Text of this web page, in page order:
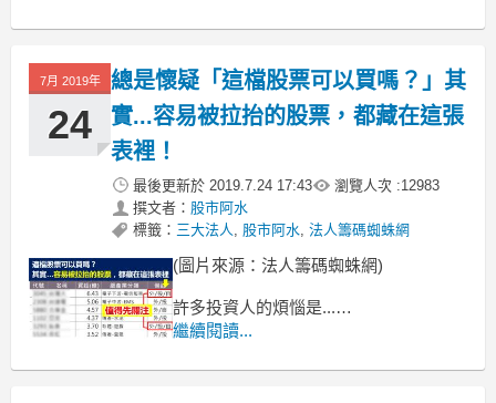
朋友拿起手機感嘆了一句：
7月 2019年
24
總是懷疑「這檔股票可以買嗎？」其
實...容易被拉抬的股票，都藏在這張
表裡！
最後更新於 2019.7.24 17:43 瀏覽人次 :12983
撰文者： 股市阿水
標籤： 三大法人, 股市阿水, 法人籌碼蜘蛛網
(圖片來源：法人籌碼蜘蛛網)
許多投資人的煩惱是...
不知道選到的股票，好不好？
花了很多時間研究股票，
繼續閱讀...